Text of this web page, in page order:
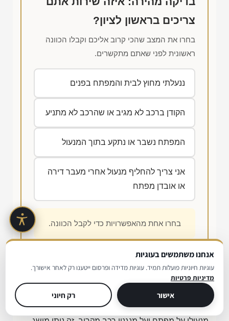
צריכים בראשון לציון?
בחרו את המצב שהכי קרוב אליכם וקבלו הכוונה
ראשונית לפני שאתם מתקשרים.
ננעלתי מחוץ לבית והמפתח בפנים
הקודן ברכב לא מגיב או שהרכב לא מתניע
המפתח נשבר או נתקע בתוך המנעול
אני צריך להחליף מנעול אחרי מעבר דירה
או אובדן מפתח
בחרו אחת מהאפשרויות כדי לקבל הכוונה.
רגע לפני שמתקשרים
בסרטון הקצר הבא אפשר לראות איך נראית עבודת
אנחנו משתמשים בעוגיות
עוגיות חיוניות פועלות תמיד. עוגיות מדידה ופרסום ייטענו רק לאחר אישורך.
מדיניות פרטיות
אישור רק חיוני